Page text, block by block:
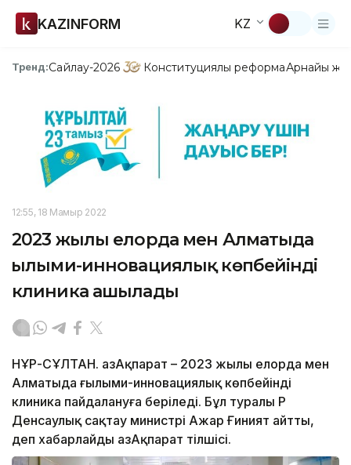
KAZINFORM KZ
Тренд:Сайлау-2026 Конституциялық реформаАрнайы
12:55, 18 Мамыр 2022
2023 жылы елорда мен Алматыда
ғылыми-инновациялық көпбейінді
клиника ашылады
НҰР-СҰЛТАН. ҚазАқпарат – 2023 жылы елорда мен
Алматыда ғылыми-инновациялық көпбейінді
клиника пайдалануға беріледі. Бұл туралы ҚР
Денсаулық сақтау министрі Ажар Ғиният айтты,
деп хабарлайды ҚазАқпарат тілшісі.